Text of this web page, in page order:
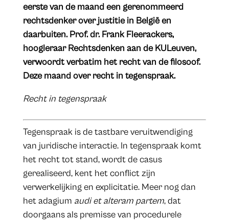
eerste van de maand een gerenommeerd
rechtsdenker over justitie in België en
daarbuiten. Prof. dr. Frank Fleerackers,
hoogleraar Rechtsdenken aan de KULeuven,
verwoordt verbatim het recht van de filosoof.
Deze maand over recht in tegenspraak.
Recht in tegenspraak
​Tegenspraak is de tastbare veruitwendiging
van juridische interactie. In tegenspraak komt
het recht tot stand, wordt de casus
gerealiseerd, kent het conflict zijn
verwerkelijking en explicitatie. Meer nog dan
het adagium audi et alteram partem, dat
doorgaans als premisse van procedurele